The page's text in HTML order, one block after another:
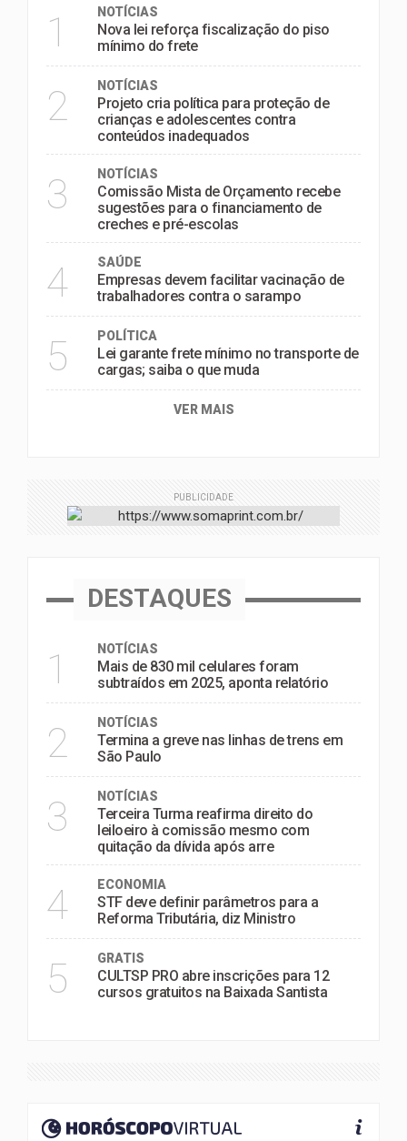
1 NOTÍCIAS
Nova lei reforça fiscalização do piso
mínimo do frete
2 NOTÍCIAS
Projeto cria política para proteção de
crianças e adolescentes contra
conteúdos inadequados
3 NOTÍCIAS
Comissão Mista de Orçamento recebe
sugestões para o financiamento de
creches e pré-escolas
4 SAÚDE
Empresas devem facilitar vacinação de
trabalhadores contra o sarampo
5 POLÍTICA
Lei garante frete mínimo no transporte de
cargas; saiba o que muda
VER MAIS
PUBLICIDADE
DESTAQUES
1 NOTÍCIAS
Mais de 830 mil celulares foram
subtraídos em 2025, aponta relatório
2 NOTÍCIAS
Termina a greve nas linhas de trens em
São Paulo
3 NOTÍCIAS
Terceira Turma reafirma direito do
leiloeiro à comissão mesmo com
quitação da dívida após arre
4 ECONOMIA
STF deve definir parâmetros para a
Reforma Tributária, diz Ministro
5 GRATIS
CULTSP PRO abre inscrições para 12
cursos gratuitos na Baixada Santista